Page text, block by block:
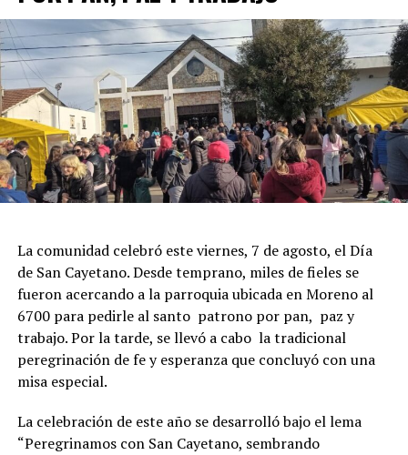
La comunidad celebró este viernes, 7 de agosto, el Día
de San Cayetano. Desde temprano, miles de fieles se
fueron acercando a la parroquia ubicada en Moreno al
6700 para pedirle al santo patrono por pan, paz y
trabajo. Por la tarde, se llevó a cabo la tradicional
peregrinación de fe y esperanza que concluyó con una
misa especial.
La celebración de este año se desarrolló bajo el lema
“Peregrinamos con San Cayetano, sembrando